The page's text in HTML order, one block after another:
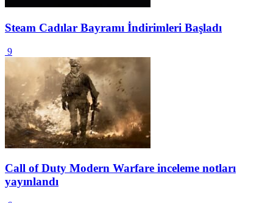
Steam Cadılar Bayramı İndirimleri Başladı
9
Call of Duty Modern Warfare inceleme notları
yayınlandı